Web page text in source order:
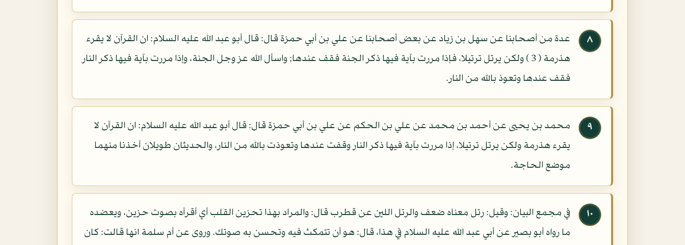
٨
عدة من أصحابنا عن سهل بن زياد عن بعض أصحابنا عن علي بن أبي حمزة قال: قال أبو عبد الله عليه السلام: ان القرآن لا يقرء
هذرمة ( 3 ) ولكن يرتل ترتيلا، فإذا مررت بآية فيها ذكر الجنة فقف عندها; واسأل الله عز وجل الجنة، وإذا مررت بآية فيها ذكر النار
فقف عندها وتعوذ بالله من النار.
٩
محمد بن يحيى عن أحمد بن محمد عن علي بن الحكم عن علي بن أبي حمزة قال: قال أبو عبد الله عليه السلام: ان القرآن لا
يقرء هذرمة ولكن يرتل ترتيلا، إذا مررت بآية فيها ذكر النار وقفت عندها وتعوذت بالله من النار، والحديثان طويلان أخذنا منهما
موضع الحاجة.
١٠
في مجمع البيان: وقيل: رتل معناه ضعف والرتل اللين عن قطرب قال: والمراد بهذا تحزين القلب أي أقرأه بصوت حزين، ويعضده
ما رواه أبو بصير عن أبي عبد الله عليه السلام في هذا، قال: هو أن تتمكث فيه وتحسن به صوتك. وروى عن أم سلمة انها قالت: كان